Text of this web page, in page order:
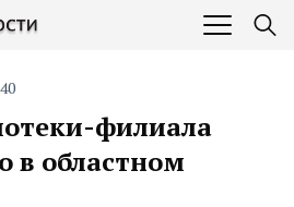
филиала
в областном